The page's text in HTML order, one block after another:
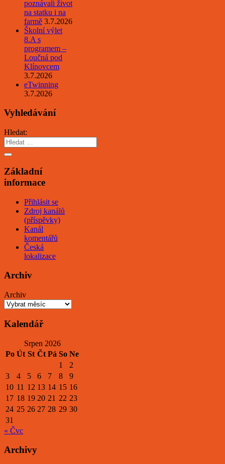
poznávali život
na statku i na
farmě 3.7.2026
Školní výlet
8.A s
programem –
Loučná pod
Klínovcem
3.7.2026
eTwinning
3.7.2026
Vyhledávání
Hledat:
Základní
informace
Přihlásit se
Zdroj kanálů
(příspěvky)
Kanál
komentářů
Česká
lokalizace
Archiv
Archiv
Kalendář
Srpen 2026
Po Út St Čt Pá So Ne
1
2
3
4 5 6 7 8
9
10 11 12 13 14 15 16
17 18 19 20 21 22 23
24 25 26 27 28 29 30
31
« Čvc
Archivy